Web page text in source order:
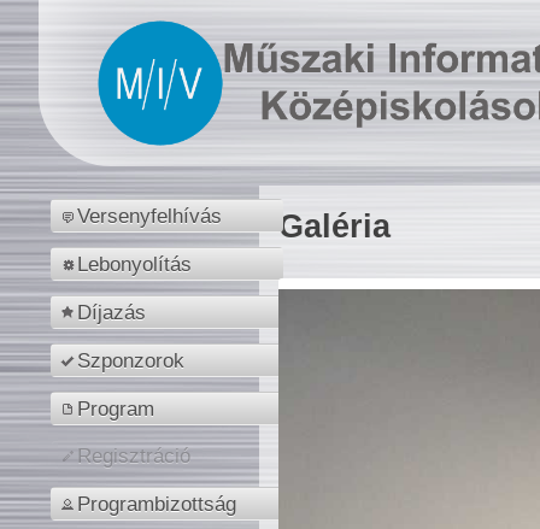
Versenyfelhívás
Lebonyolítás
Díjazás
Szponzorok
Program
Regisztráció
Programbizottság
Galéria